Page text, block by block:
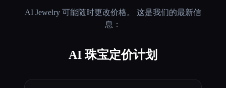
AI Jewelry 可能随时更改价格。 这是我们的最新信
息：
AI 珠宝定价计划